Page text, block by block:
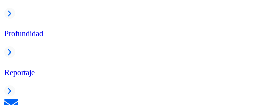
Profundidad
Reportaje